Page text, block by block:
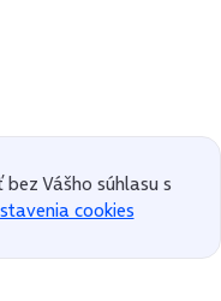
Vášho súhlasu s
cookies